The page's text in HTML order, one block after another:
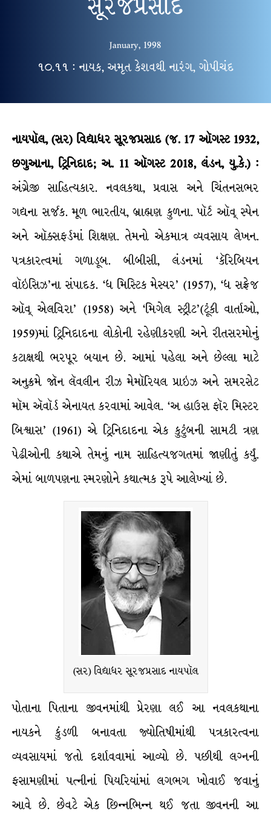
January, 1998
૧૦.૧૧ : નાયક, અમૃત કેશવથી નારંગ, ગોપીચંદ
નાયપૉલ, (સર) વિદ્યાધર સૂરજપ્રસાદ (જ. 17 ઑગસ્ટ 1932,
છગુઆના, ટ્રિનિદાદ; અ. 11 ઑગસ્ટ 2018,લંડન,યુ.કે.) :
અંગ્રેજી સાહિત્યકાર. નવલકથા, પ્રવાસ અને ચિંતનસભર
ગદ્યના સર્જક. મૂળ ભારતીય, બ્રાહ્મણ કુળના. પૉર્ટ ઑવ્ સ્પેન
અને ઑક્સફર્ડમાં શિક્ષણ. તેમનો એકમાત્ર વ્યવસાય લેખન.
પત્રકારત્વમાં ગળાડૂબ. બીબીસી, લંડનમાં ‘કૅરિબિયન
વૉઇસિઝ’ના સંપાદક. ‘ધ મિસ્ટિક મેસ્યર’ (1957), ‘ધ સફ્રેજ
ઑવ્ એલવિરા’ (1958) અને ‘મિગેલ સ્ટ્રીટ’(ટૂંકી વાર્તાઓ,
1959)માં ટ્રિનિદાદના લોકોની રહેણીકરણી અને રીતસરમોનું
કટાક્ષથી ભરપૂર બયાન છે. આમાં પહેલા અને છેલ્લા માટે
અનુક્રમે જૉન લૅવલીન રીઝ મેમૉરિયલ પ્રાઇઝ અને સમરસેટ
મૉમ ઍવૉર્ડ એનાયત કરવામાં આવેલ. ‘અ હાઉસ ફૉર મિસ્ટર
બિશ્વાસ’ (1961) એ ટ્રિનિદાદના એક કુટુંબની સામટી ત્રણ
પેઢીઓની કથાએ તેમનું નામ સાહિત્યજગતમાં જાણીતું કર્યું.
એમાં બાળપણના સ્મરણોને કથાત્મક રૂપે આલેખ્યાં છે.
(સર) વિદ્યાધર સૂરજપ્રસાદ નાયપૉલ
પોતાના પિતાના જીવનમાંથી પ્રેરણા લઈ આ નવલકથાના
નાયકને કુંડળી બનાવતા જ્યોતિષીમાંથી પત્રકારત્વના
વ્યવસાયમાં જતો દર્શાવવામાં આવ્યો છે. પછીથી લગ્નની
ફસામણીમાં પત્નીનાં પિયરિયાંમાં લગભગ ખોવાઈ જવાનું
આવે છે. છેવટે એક છિન્નભિન્ન થઈ જતા જીવનની આ